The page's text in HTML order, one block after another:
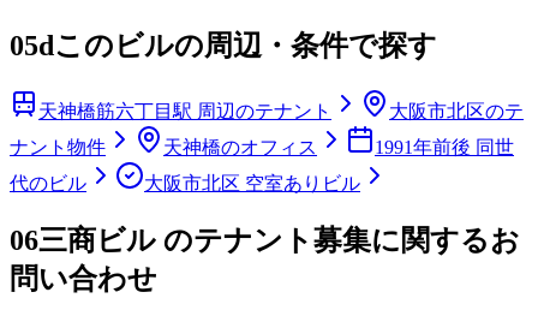
05dこのビルの周辺・条件で探す
天神橋筋六丁目駅 周辺のテナント
大阪市北区のテ
ナント物件
天神橋のオフィス
1991年前後 同世
代のビル
大阪市北区 空室ありビル
06三商ビル のテナント募集に関するお
問い合わせ